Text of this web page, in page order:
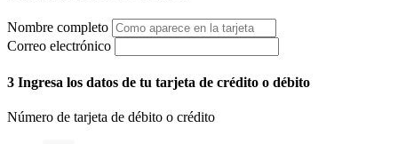
Nombre completo
Correo electrónico
3 Ingresa los datos de tu tarjeta de crédito o débito
Número de tarjeta de débito o crédito